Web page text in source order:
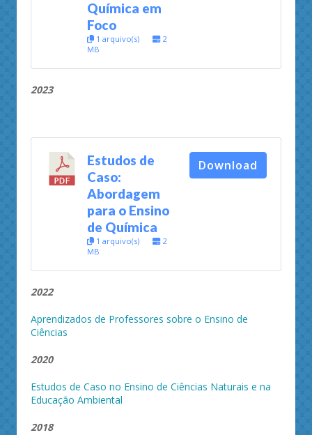
Química em
Foco
1 arquivo(s)
2
MB
2023
Estudos de
Caso:
Abordagem
para o Ensino
de Química
1 arquivo(s)
2
MB
Download
2022
Aprendizados de Professores sobre o Ensino de
Ciências
2020
Estudos de Caso no Ensino de Ciências Naturais e na
Educação Ambiental
2018